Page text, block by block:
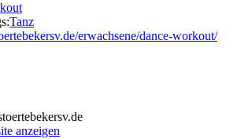
Tanz
erwachsene/dance-workout/
anzeigen